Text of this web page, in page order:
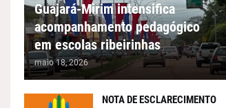
Guajará-Mirim intensifica
acompanhamento pedagógico
em escolas ribeirinhas
maio 18, 2026
NOTA DE ESCLARECIMENTO